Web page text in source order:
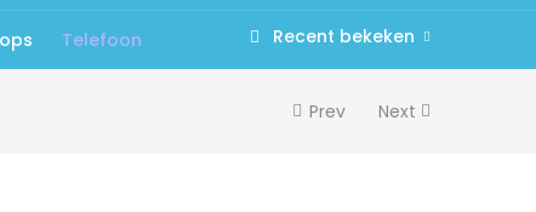
Telefoon Recent bekeken
Prev Next